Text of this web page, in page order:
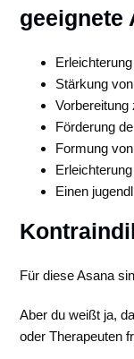
geeignete
Stärkung
Förderung
Formung
Einen
Für diese Asana
Aber du weißt ja,
oder Therapeuten